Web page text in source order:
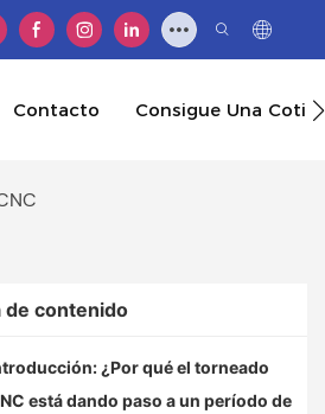
Contacto Consigue Una
de contenido
¿Por qué el torneado
está dando paso a un período de